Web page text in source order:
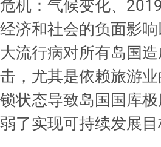
危机：气候变化、
经济和社会的负面影响
大流行病对所有岛国
击，尤其是依赖旅游
锁状态导致岛国国库
弱了实现可持续发展目